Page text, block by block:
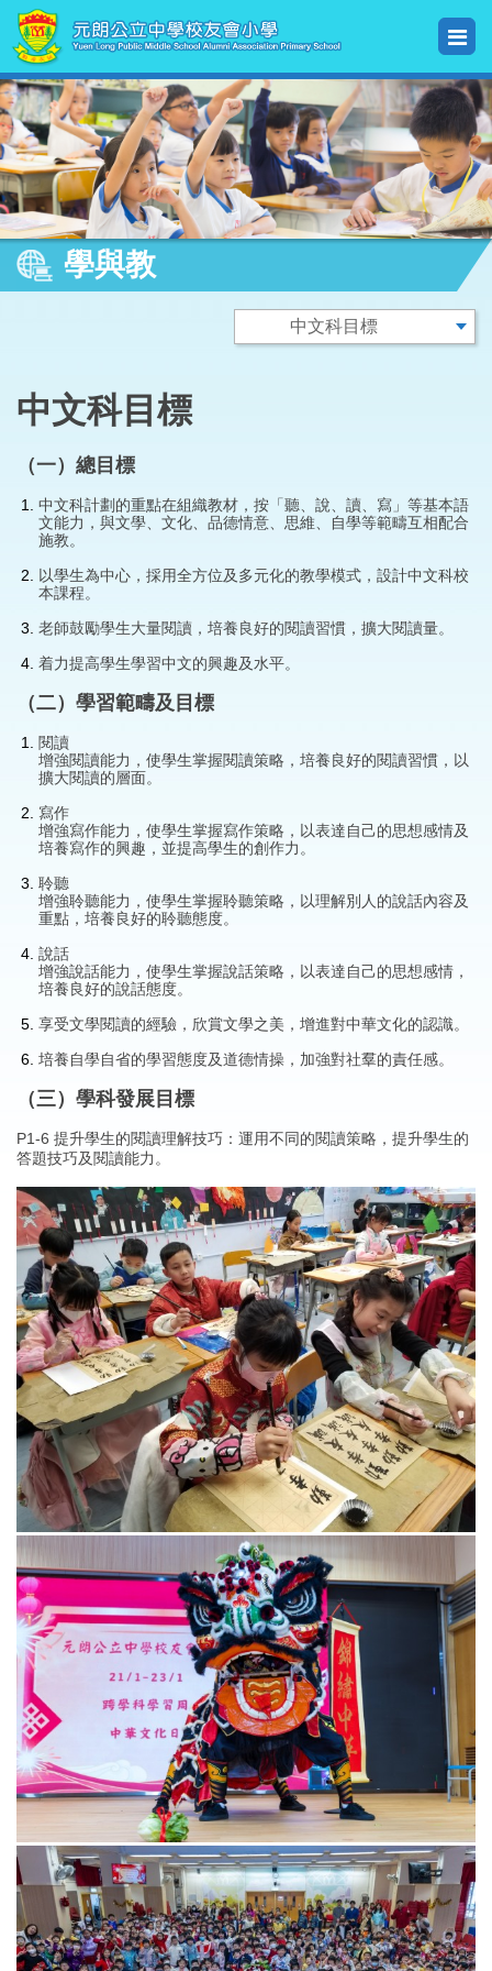
學與教
中文科目標
（一）總目標
中文科計劃的重點在組織教材，按「聽、說、讀、寫」等基本語
文能力，與文學、文化、品德情意、思維、自學等範疇互相配合
施教。
以學生為中心，採用全方位及多元化的教學模式，設計中文科校
本課程。
老師鼓勵學生大量閱讀，培養良好的閱讀習慣，擴大閱讀量。
着力提高學生學習中文的興趣及水平。
（二）學習範疇及目標
閱讀
增強閱讀能力，使學生掌握閱讀策略，培養良好的閱讀習慣，以
擴大閱讀的層面。
寫作
增強寫作能力，使學生掌握寫作策略，以表達自己的思想感情及
培養寫作的興趣，並提高學生的創作力。
聆聽
增強聆聽能力，使學生掌握聆聽策略，以理解別人的說話內容及
重點，培養良好的聆聽態度。
說話
增強說話能力，使學生掌握說話策略，以表達自己的思想感情，
培養良好的說話態度。
享受文學閱讀的經驗，欣賞文學之美，增進對中華文化的認識。
培養自學自省的學習態度及道德情操，加強對社羣的責任感。
（三）學科發展目標
P1-6 提升學生的閱讀理解技巧：運用不同的閱讀策略，提升學生的
答題技巧及閱讀能力。